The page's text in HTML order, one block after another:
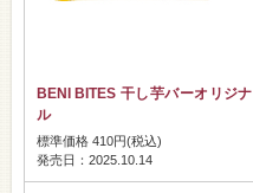
BENI BITES 干し芋バーオリジナ
ル
標準価格 410円(税込)
発売日：2025.10.14